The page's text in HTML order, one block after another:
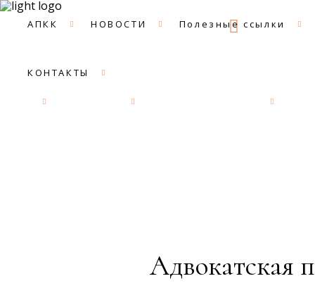
09:00
АПКК НОВОСТИ Полезные ссылки
КОНТАКТЫ
Адвокатская